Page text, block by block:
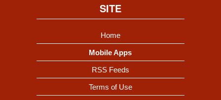
SITE
Home
Mobile Apps
RSS Feeds
Terms of Use